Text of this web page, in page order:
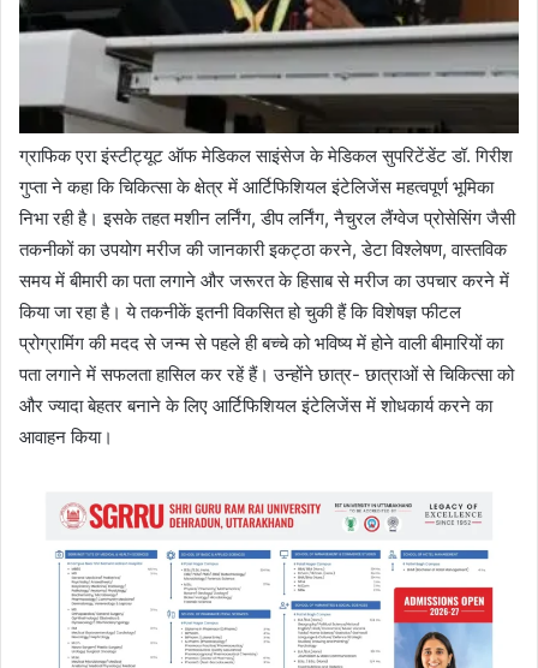
ग्राफिक एरा इंस्टीट्यूट ऑफ मेडिकल साइंसेज के मेडिकल सुपरिटेंडेंट डॉ. गिरीश
गुप्ता ने कहा कि चिकित्सा के क्षेत्र में आर्टिफिशियल इंटेलिजेंस महत्वपूर्ण भूमिका
निभा रही है। इसके तहत मशीन लर्निंग, डीप लर्निंग, नैचुरल लैंग्वेज प्रोसेसिंग जैसी
तकनीकों का उपयोग मरीज की जानकारी इकट्ठा करने, डेटा विश्लेषण, वास्तविक
समय में बीमारी का पता लगाने और जरूरत के हिसाब से मरीज का उपचार करने में
किया जा रहा है। ये तकनीकें इतनी विकसित हो चुकी हैं कि विशेषज्ञ फीटल
प्रोग्रामिंग की मदद से जन्म से पहले ही बच्चे को भविष्य में होने वाली बीमारियों का
पता लगाने में सफलता हासिल कर रहें हैं। उन्होंने छात्र- छात्राओं से चिकित्सा को
और ज्यादा बेहतर बनाने के लिए आर्टिफिशियल इंटेलिजेंस में शोधकार्य करने का
आवाहन किया।